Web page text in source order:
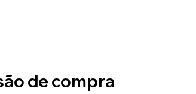
de compra